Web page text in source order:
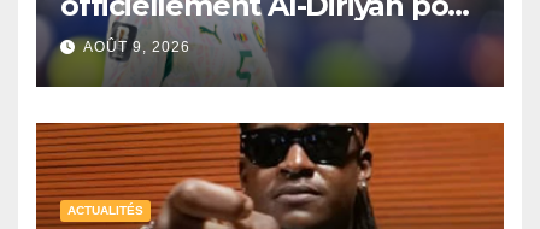
une saison
AOÛT 9, 2026
ACTUALITÉS